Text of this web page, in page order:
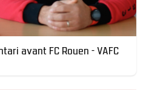
avant FC Rouen - VAFC